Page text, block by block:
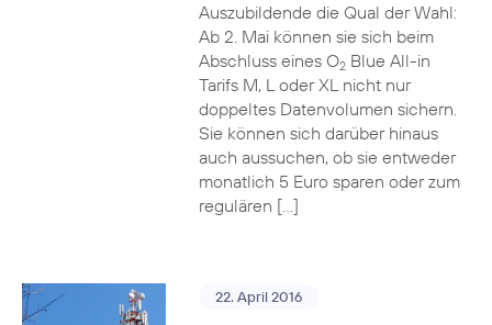
Auszubildende die Qual der Wahl:
Ab 2. Mai können sie sich beim
Abschluss eines O2Blue All-in
Tarifs M, L oder XL nicht nur
doppeltes Datenvolumen sichern.
Sie können sich darüber hinaus
auch aussuchen, ob sie entweder
monatlich 5 Euro sparen oder zum
regulären […]
22. April 2016